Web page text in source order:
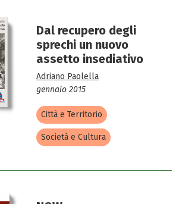
Dal recupero degli
sprechi un nuovo
assetto insediativo
Adriano Paolella
gennaio 2015
Città e Territorio
Società e Cultura